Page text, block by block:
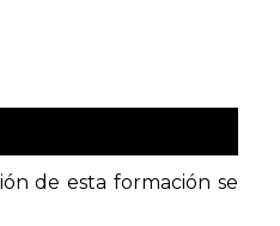
de esta formación se